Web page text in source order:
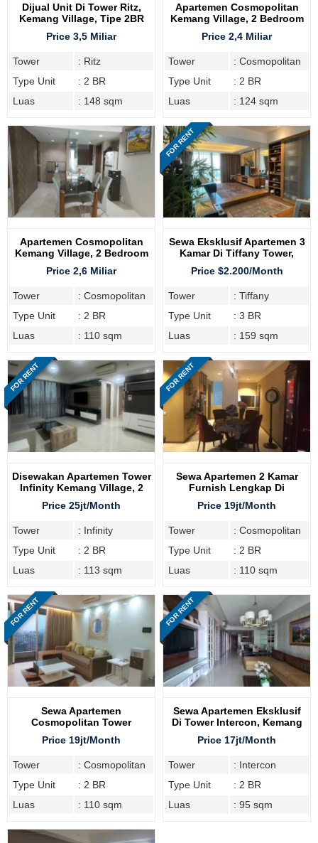
Dijual Unit Di Tower Ritz,
Kemang Village, Tipe 2BR
Price 3,5 Miliar
Tower
: Ritz
Type Unit
: 2 BR
Luas
: 148 sqm
Apartemen Cosmopolitan
Kemang Village, 2 Bedroom
Price 2,4 Miliar
Tower
: Cosmopolitan
Type Unit
: 2 BR
Luas
: 124 sqm
Apartemen Cosmopolitan
Kemang Village, 2 Bedroom
Price 2,6 Miliar
Tower
: Cosmopolitan
Type Unit
: 2 BR
Luas
: 110 sqm
FOR RENT
Sewa Eksklusif Apartemen 3
Kamar Di Tiffany Tower,
Kemang Village Residence
Price $2.200/Month
Tower
: Tiffany
Type Unit
: 3 BR
Luas
: 159 sqm
FOR RENT
Disewakan Apartemen Tower
Infinity Kemang Village, 2
Price 25jt/Month
Tower
: Infinity
Type Unit
: 2 BR
Luas
: 113 sqm
FOR RENT
Sewa Apartemen 2 Kamar
Furnish Lengkap Di
Price 19jt/Month
Tower
: Cosmopolitan
Type Unit
: 2 BR
Luas
: 110 sqm
FOR RENT
Sewa Apartemen
Cosmopolitan Tower
Price 19jt/Month
Tower
: Cosmopolitan
Type Unit
: 2 BR
Luas
: 110 sqm
FOR RENT
Sewa Apartemen Eksklusif
Di Tower Intercon, Kemang
Price 17jt/Month
Tower
: Intercon
Type Unit
: 2 BR
Luas
: 95 sqm